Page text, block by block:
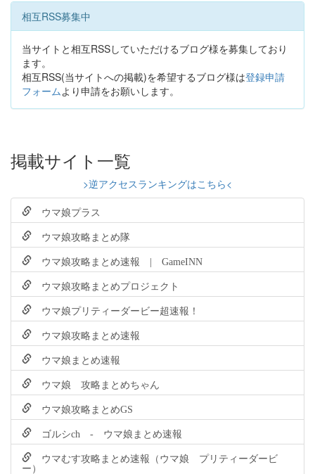
相互RSS募集中
当サイトと相互RSSしていただけるブログ様を募集しており
ます。
相互RSS(当サイトへの掲載)を希望するブログ様は登録申請
フォームより申請をお願いします。
掲載サイト一覧
>逆アクセスランキングはこちら<
ウマ娘プラス
ウマ娘攻略まとめ隊
ウマ娘攻略まとめ速報 | GameINN
ウマ娘攻略まとめプロジェクト
ウマ娘プリティーダービー超速報！
ウマ娘攻略まとめ速報
ウマ娘まとめ速報
ウマ娘 攻略まとめちゃん
ウマ娘攻略まとめGS
ゴルシch - ウマ娘まとめ速報
ウマむす攻略まとめ速報（ウマ娘 プリティーダービ
ー）